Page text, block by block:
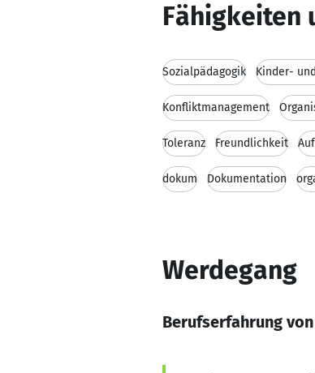
Fähigkeiten
Sozialpädagogik Kinder-
Konfliktmanagement
Toleranz Freundlichkeit
dokum Dokumentation
Werdegang
Berufserfahrung